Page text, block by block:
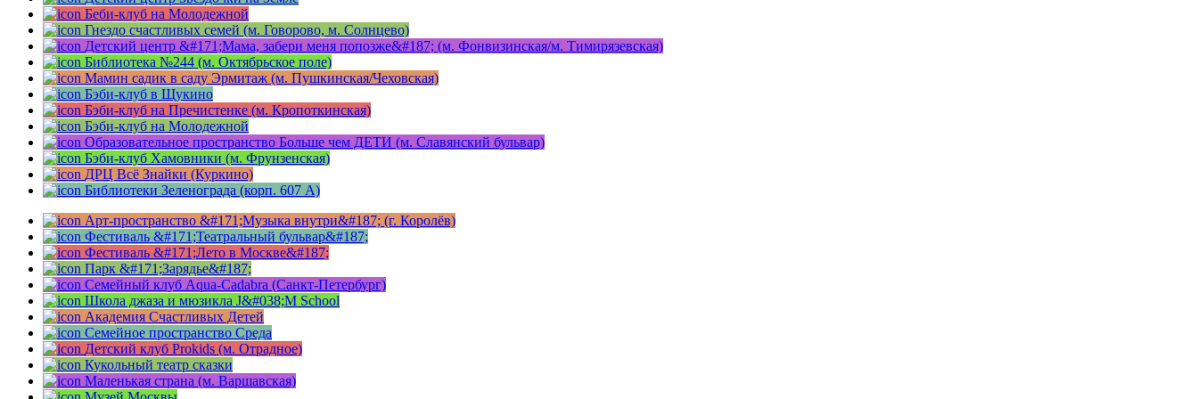
Беби-клуб на Молодежной
Гнездо счастливых семей (м. Говорово, м. Солнцево)
Детский центр &#171;Мама, забери меня попозже&#187; (м. Фонвизинская/м. Тимирязевская)
Библиотека №244 (м. Октябрьское поле)
Мамин садик в саду Эрмитаж (м. Пушкинская/Чеховская)
Бэби-клуб в Щукино
Бэби-клуб на Пречистенке (м. Кропоткинская)
Бэби-клуб на Молодежной
Образовательное пространство Больше чем ДЕТИ (м. Славянский бульвар)
Бэби-клуб Хамовники (м. Фрунзенская)
ДРЦ Всё Знайки (Куркино)
Библиотеки Зеленограда (корп. 607 A)
Арт-пространство &#171;Музыка внутри&#187; (г. Королёв)
Фестиваль &#171;Театральный бульвар&#187;
Фестиваль &#171;Лето в Москве&#187;
Парк &#171;Зарядье&#187;
Семейный клуб Aqua-Cadabra (Санкт-Петербург)
Школа джаза и мюзикла J&#038;M School
Академия Счастливых Детей
Семейное пространство Среда
Детский клуб Prokids (м. Отрадное)
Кукольный театр сказки
Маленькая страна (м. Варшавская)